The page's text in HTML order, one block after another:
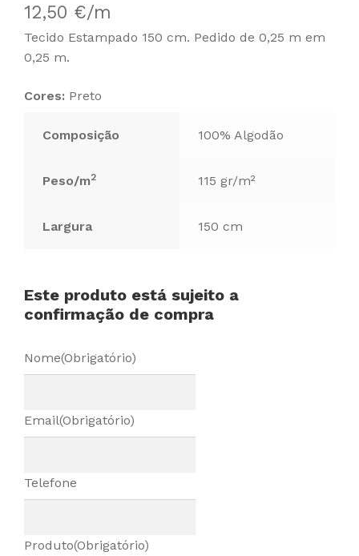
12,50 €/m
Tecido Estampado 150 cm. Pedido de 0,25 m em
0,25 m.
Cores: Preto
Composição 100% Algodão
Peso/m2 115 gr/m²
Largura 150 cm
Este produto está sujeito a
confirmação de compra
Nome(Obrigatório)
Email(Obrigatório)
Telefone
Produto(Obrigatório)